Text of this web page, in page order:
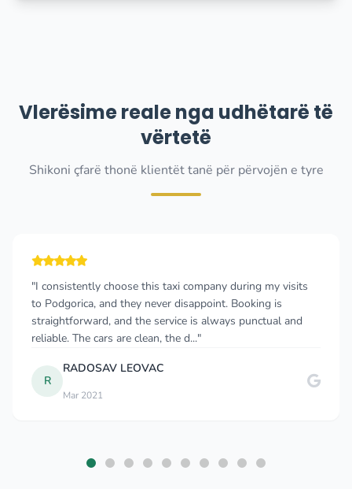
Vlerësime reale nga udhëtarë të
vërtetë
Shikoni çfarë thonë klientët tanë për përvojën e tyre
"I consistently choose this taxi company during my visits
to Podgorica, and they never disappoint. Booking is
straightforward, and the service is always punctual and
reliable. The cars are clean, the d..."
R
RADOSAV LEOVAC
Mar 2021